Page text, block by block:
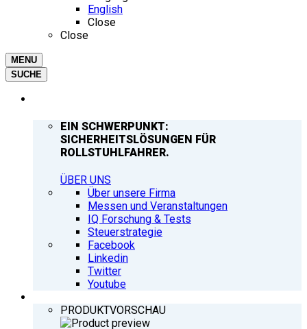
English
Close
Close
MENU
SUCHE
EIN SCHWERPUNKT:
SICHERHEITSLÖSUNGEN FÜR
ROLLSTUHLFAHRER.
ÜBER UNS
Über unsere Firma
Messen und Veranstaltungen
IQ Forschung & Tests
Steuerstrategie
Facebook
Linkedin
Twitter
Youtube
PRODUKTVORSCHAU